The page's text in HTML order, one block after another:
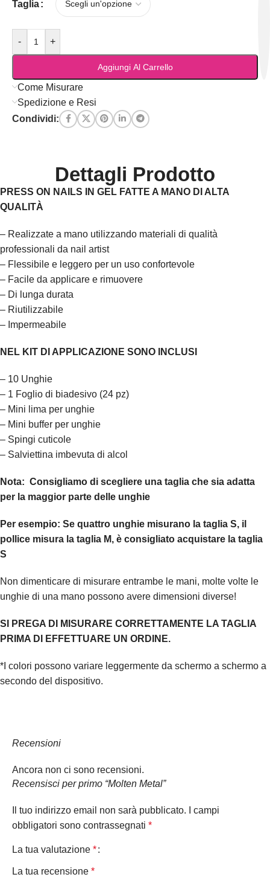
Taglia
- +
Aggiungi Al Carrello
Come Misurare
Spedizione e Resi
Condividi:
Dettagli Prodotto
PRESS ON NAILS IN GEL FATTE A MANO DI ALTA
QUALITÀ
– Realizzate a mano utilizzando materiali di qualità
professionali da nail artist
– Flessibile e leggero per un uso confortevole
– Facile da applicare e rimuovere
– Di lunga durata
– Riutilizzabile
– Impermeabile
NEL KIT DI APPLICAZIONE SONO INCLUSI
– 10 Unghie
– 1 Foglio di biadesivo (24 pz)
– Mini lima per unghie
– Mini buffer per unghie
– Spingi cuticole
– Salviettina imbevuta di alcol
Nota: Consigliamo di scegliere una taglia che sia adatta
per la maggior parte delle unghie
Per esempio: Se quattro unghie misurano la taglia S, il
pollice misura la taglia M, è consigliato acquistare la taglia
S
Non dimenticare di misurare entrambe le mani, molte volte le
unghie di una mano possono avere dimensioni diverse!
SI PREGA DI MISURARE CORRETTAMENTE LA TAGLIA
PRIMA DI EFFETTUARE UN ORDINE.
*I colori possono variare leggermente da schermo a schermo a
secondo del dispositivo.
Recensioni
Ancora non ci sono recensioni.
Recensisci per primo “Molten Metal”
Il tuo indirizzo email non sarà pubblicato.
I campi
obbligatori sono contrassegnati *
La tua valutazione *
La tua recensione *